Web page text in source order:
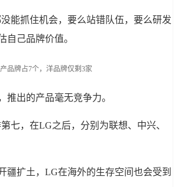
能抓住机会，要么站错队伍，要么研发
自己品牌价值。
推出的产品毫无竞争力。
七，在LG之后，分别为联想、中兴、
疆扩土，LG在海外的生存空间也会受到